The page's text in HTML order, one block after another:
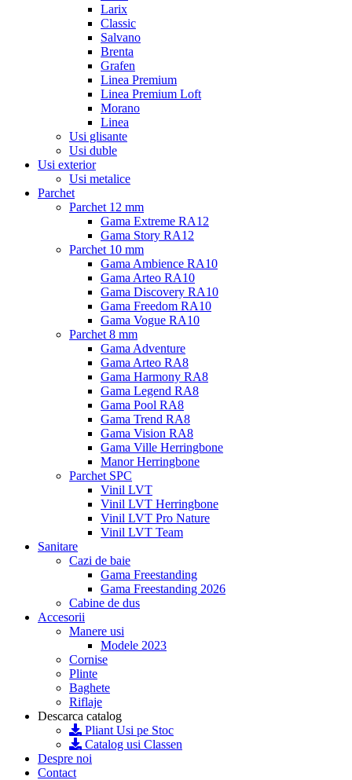
Larix
Classic
Salvano
Brenta
Grafen
Linea Premium
Linea Premium Loft
Morano
Linea
Usi glisante
Usi duble
Usi exterior
Usi metalice
Parchet
Parchet 12 mm
Gama Extreme RA12
Gama Story RA12
Parchet 10 mm
Gama Ambience RA10
Gama Arteo RA10
Gama Discovery RA10
Gama Freedom RA10
Gama Vogue RA10
Parchet 8 mm
Gama Adventure
Gama Arteo RA8
Gama Harmony RA8
Gama Legend RA8
Gama Pool RA8
Gama Trend RA8
Gama Vision RA8
Gama Ville Herringbone
Manor Herringbone
Parchet SPC
Vinil LVT
Vinil LVT Herringbone
Vinil LVT Pro Nature
Vinil LVT Team
Sanitare
Cazi de baie
Gama Freestanding
Gama Freestanding 2026
Cabine de dus
Accesorii
Manere usi
Modele 2023
Cornise
Plinte
Baghete
Riflaje
Descarca catalog
Pliant Usi pe Stoc
Catalog usi Classen
Despre noi
Contact